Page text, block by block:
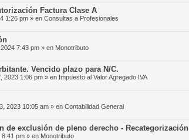
Factura Clase A
1:26 pm » en Consultas a Profesionales
7:43 pm » en Monotributo
Vencido plazo para N/C.
2023 1:06 pm » en Impuesto al Valor Agregado IVA
2023 10:05 am » en Contabilidad General
de exclusión de pleno derecho - Recategorización
8:41 pm » en Monotributo